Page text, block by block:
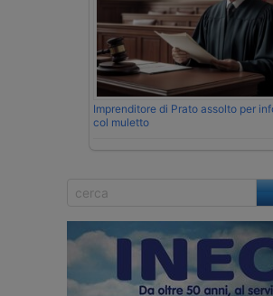
Imprenditore di Prato assolto per
col muletto